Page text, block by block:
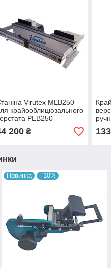
Virutex MEB250
крайооблицювального
PEB250
200₴
Новинка –10%